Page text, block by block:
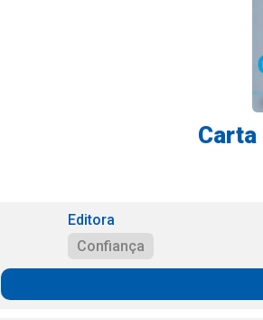
Carta
Editora
Confiança